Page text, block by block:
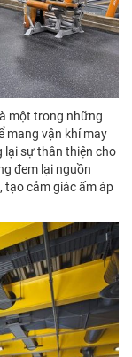
một trong những
mang vận khí may
lại sự thân thiện cho
đem lại nguồn
tạo cảm giác ấm áp